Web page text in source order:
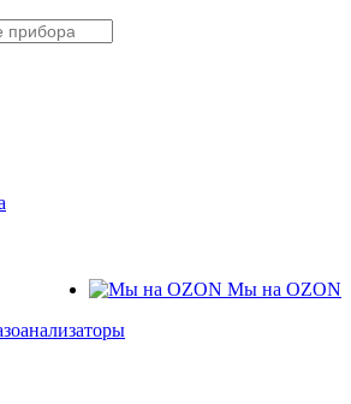
Мы на OZON